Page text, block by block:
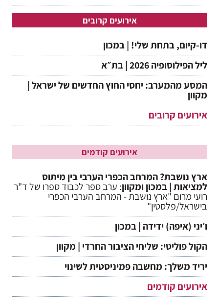
אירועים קרובים
דו-קיום, בתחת שלי! | במכון
ליל הפילוסופיה 2026 | בת״א
המסע מהמערב: יחסי החוץ החדשים של ישראל |
מקוון
אירועים קרובים
אירועים קודמים
ארץ נושבת? המרחב הכפרי הערבי בין מיתוס
למציאות | במכון ומקוון: ערב ספר לכבוד ספרו של ד"ר
רועי מרום "ארץ נושבת - המרחב הערבי הכפרי
בישראל/פלסטין"
ו׳יני (איפה) ידידה | במכון
הקול פוליטי: שליחי הציבור החרדי | מקוון
יריד משלך: מחשבה פמיניסטית לשינוי
אירועים קודמים